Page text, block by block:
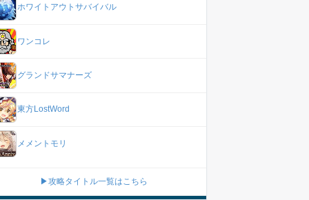
ホワイトアウトサバイバル
ワンコレ
グランドサマナーズ
東方LostWord
メメントモリ
▶攻略タイトル一覧はこちら